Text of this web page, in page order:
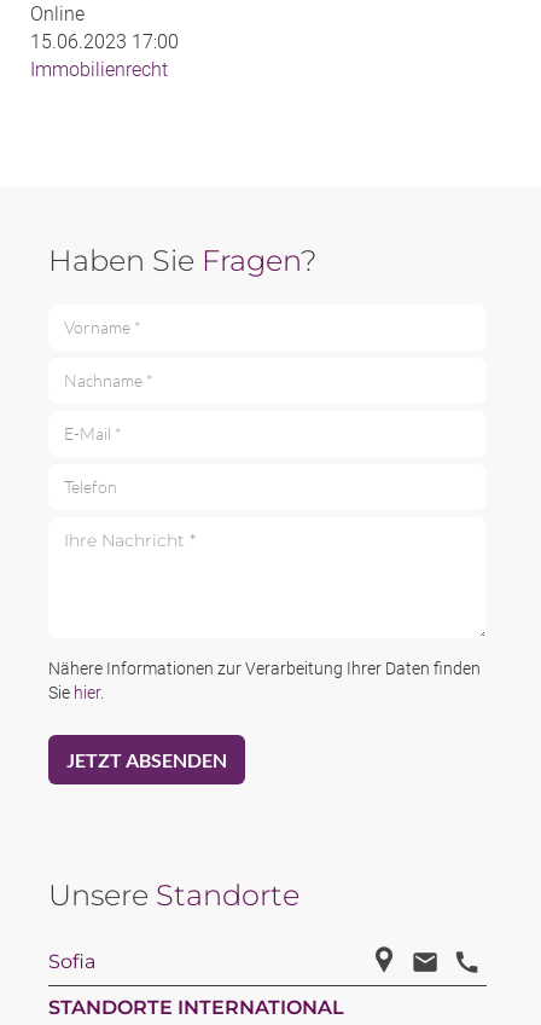
Online
15.06.2023 17:00
Immobilienrecht
Haben Sie Fragen?
Nähere Informationen zur Verarbeitung Ihrer Daten finden
Sie hier.
Unsere Standorte
Sofia
STANDORTE INTERNATIONAL